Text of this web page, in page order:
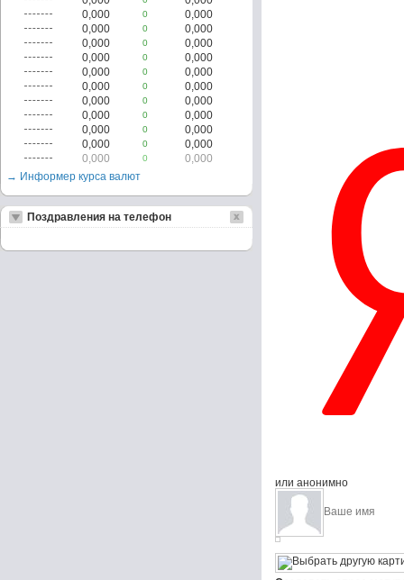
или анонимно
0,000
0
0,000
0,000
0
0,000
0,000
0
0,000
0,000
0
0,000
0,000
0
0,000
0,000
0
0,000
0,000
0
0,000
0,000
0
0,000
0,000
0
0,000
0,000
0
0,000
0,000
0
0,000
→ Информер курса валют
Поздравления на телефон